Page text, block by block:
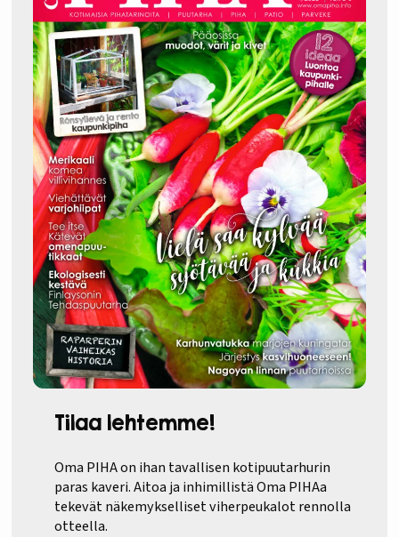
Tilaa lehtemme!
Oma PIHA on ihan tavallisen kotipuutarhurin
paras kaveri. Aitoa ja inhimillistä Oma PIHAa
tekevät näkemykselliset viherpeukalot rennolla
otteella.